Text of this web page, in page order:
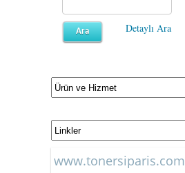
Detaylı Ara
www.tonersiparis.com